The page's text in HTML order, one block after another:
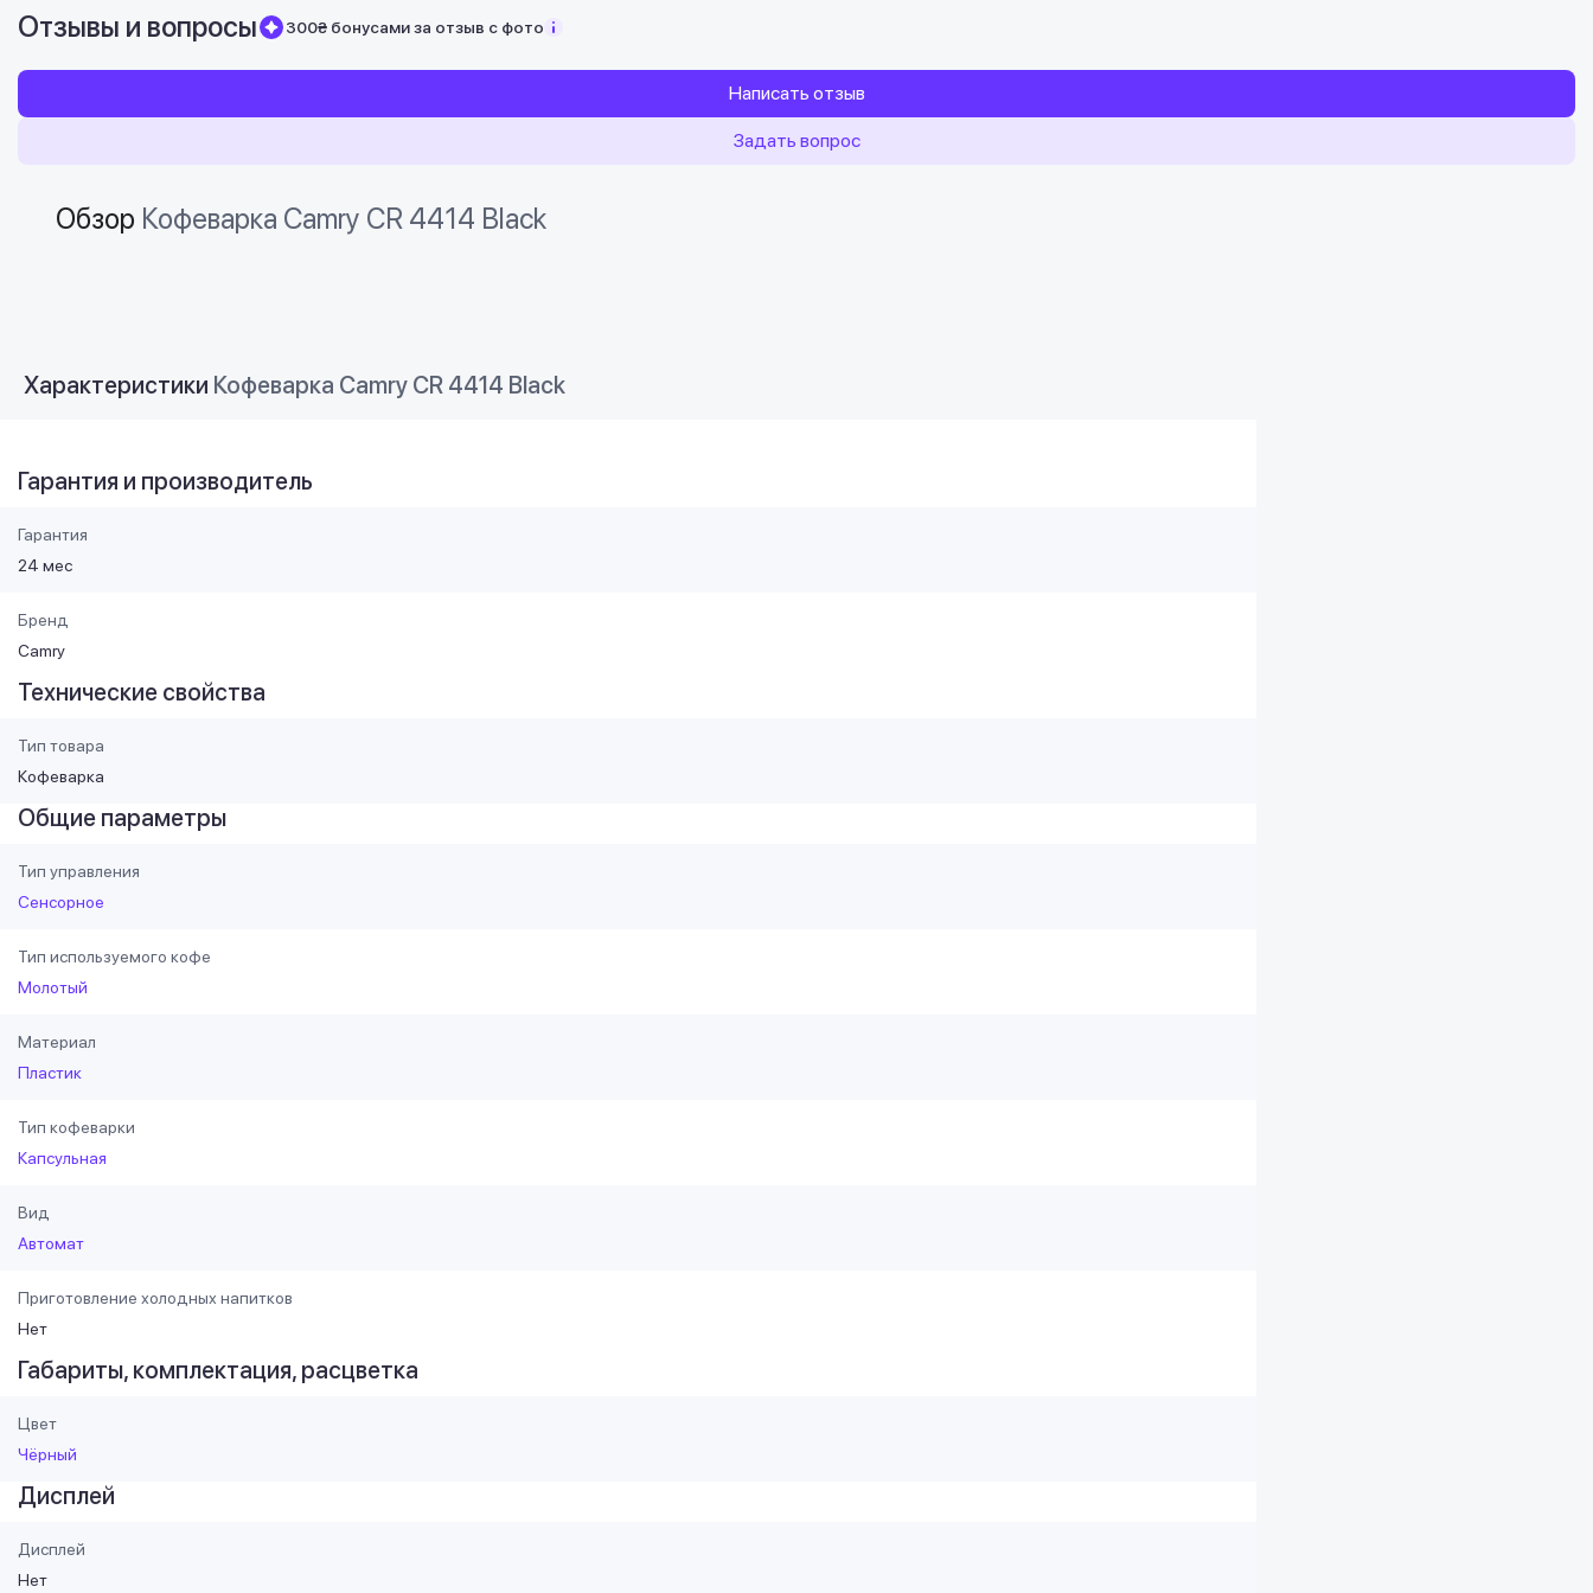
Отзывы и вопросы 300₴ бонусами за отзыв с фото
Написать отзыв
Задать вопрос
Обзор Кофеварка Camry CR 4414 Black
Характеристики Кофеварка Camry CR 4414 Black
Гарантия и производитель
Гарантия
24 мес
Бренд
Camry
Технические свойства
Тип товара
Кофеварка
Общие параметры
Тип управления
Сенсорное
Тип используемого кофе
Молотый
Материал
Пластик
Тип кофеварки
Капсульная
Вид
Автомат
Приготовление холодных напитков
Нет
Габариты, комплектация, расцветка
Цвет
Чёрный
Дисплей
Дисплей
Нет